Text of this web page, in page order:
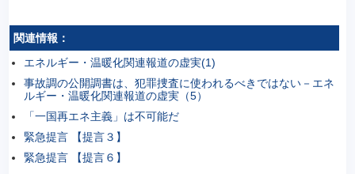
関連情報：
エネルギー・温暖化関連報道の虚実(1)
事故調の公開調書は、犯罪捜査に使われるべきではない－エネ
ルギー・温暖化関連報道の虚実（5）
「一国再エネ主義」は不可能だ
緊急提言 【提言３】
緊急提言 【提言６】